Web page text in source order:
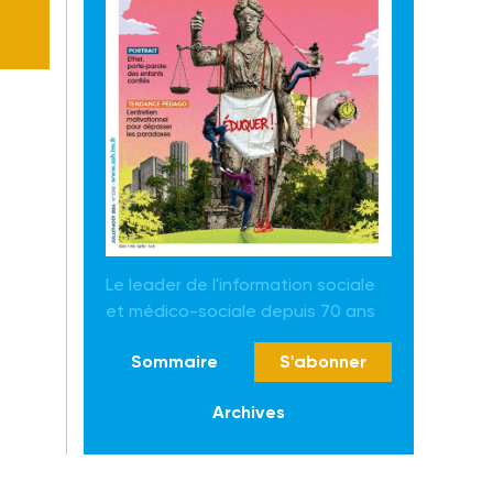
Le leader de l'information sociale
et médico-sociale depuis 70 ans
Sommaire S'abonner
Archives